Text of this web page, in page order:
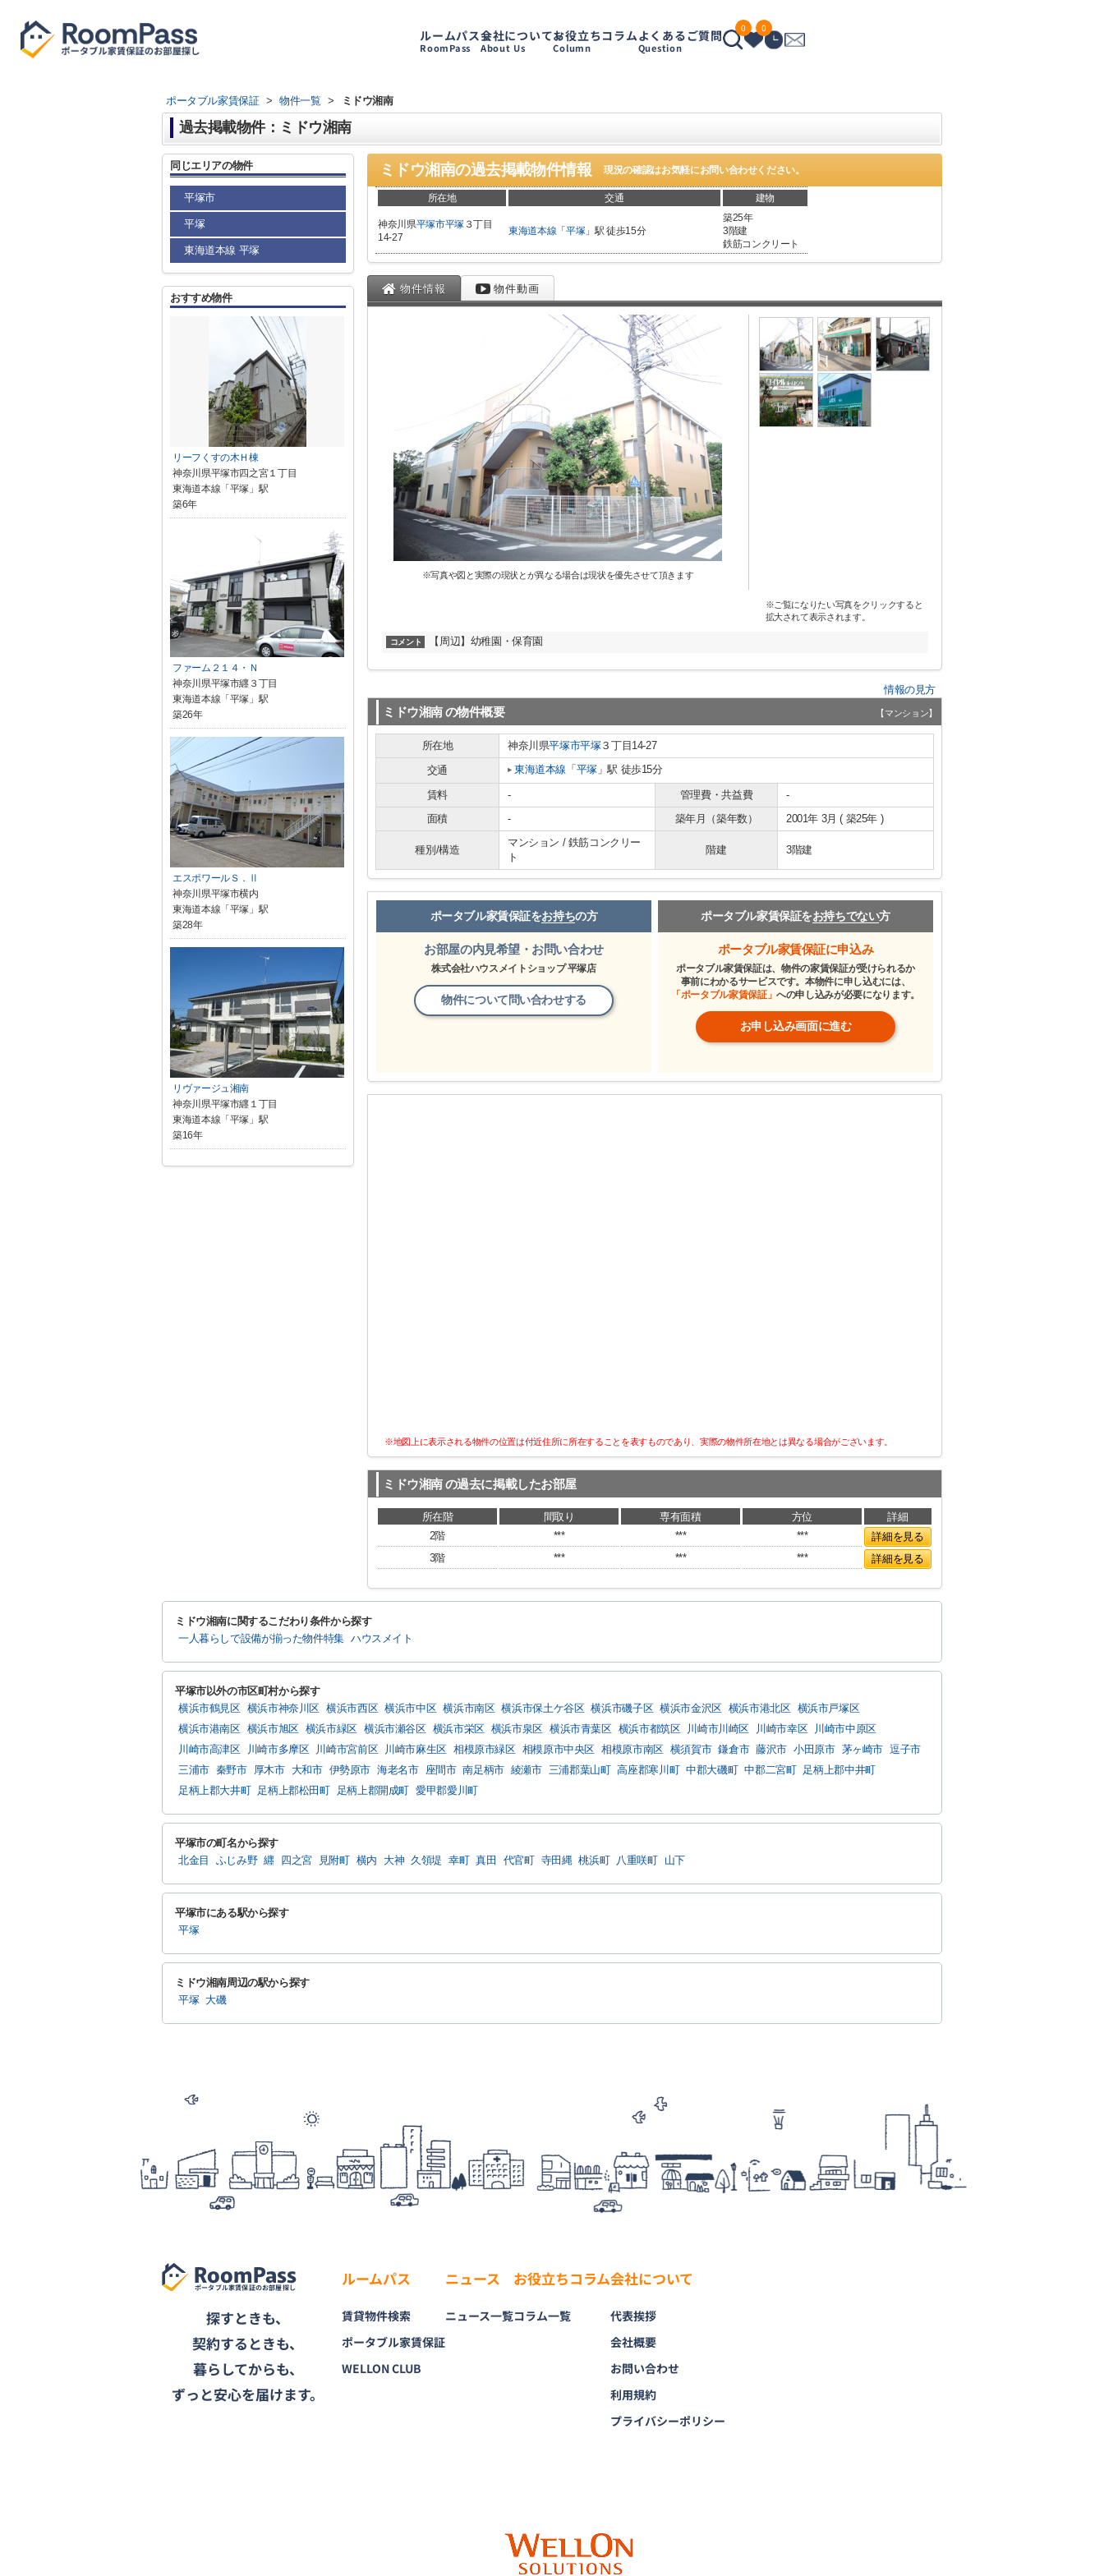
ルームパス
RoomPass
会社について
About Us
お役立ちコラム
Column
よくあるご質問
Question
0 0
ポータブル家賃保証 > 物件一覧 > ミドウ湘南
過去掲載物件：ミドウ湘南
ミドウ湘南の過去掲載物件情報 現況の確認はお気軽にお問い合わせください。
所在地 交通 建物
神奈川県平塚市平塚 ３丁目
14-27
東海道本線 「平塚 」駅 徒歩15分
築25年
3階建
鉄筋コンクリート
物件情報 物件動画
※写真や図と実際の現状とが異なる場合は現状を優先させて頂きます
※ご覧になりたい写真をクリックすると
拡大されて表示されます。
コメント 【周辺】幼稚園・保育園
情報の見方
ミドウ湘南の物件概要 【マンション】
所在地 神奈川県平塚市平塚 ３丁目14-27
交通
東海道本線 「 平塚 」駅 徒歩15分
賃料 - 管理費・共益費
-
面積
- 築年月（築年数） 2001年 3月 ( 築25年 )
種別/構造
マンション / 鉄筋コンクリー
ト
階建 3階建
ポータブル家賃保証をお持ちの方
お部屋の内見希望・お問い合わせ
株式会社ハウスメイトショップ 平塚店
物件について問い合わせする
ポータブル家賃保証をお持ちでない方
ポータブル家賃保証に申込み
ポータブル家賃保証は、物件の家賃保証が受けられるか
事前にわかるサービスです。本物件に申し込むには、
「ポータブル家賃保証」への申し込みが必要になります。
お申し込み画面に進む
※地図上に表示される物件の位置は付近住所に所在することを表すものであり、実際の物件所在地とは異なる場合がございます。
ミドウ湘南の過去に掲載したお部屋
所在階 間取り 専有面積 方位
詳細
2階
*** *** ***
詳細を見る
3階
*** *** *** 詳細を見る
同じエリアの物件
平塚市
平塚
東海道本線 平塚
おすすめ物件
リーフくすの木Ｈ棟
神奈川県平塚市四之宮１丁目
東海道本線「平塚」駅
築6年
ファーム２１４・Ｎ
神奈川県平塚市纒３丁目
東海道本線「平塚」駅
築26年
エスポワールＳ．Ⅱ
神奈川県平塚市横内
東海道本線「平塚」駅
築28年
リヴァージュ湘南
神奈川県平塚市纒１丁目
東海道本線「平塚」駅
築16年
ミドウ湘南に関するこだわり条件から探す
一人暮らしで設備が揃った物件特集 ハウスメイト
平塚市以外の市区町村から探す
横浜市鶴見区 横浜市神奈川区 横浜市西区 横浜市中区 横浜市南区 横浜市保土ケ谷区 横浜市磯子区 横浜市金沢区 横浜市港北区 横浜市戸塚区
横浜市港南区 横浜市旭区 横浜市緑区 横浜市瀬谷区 横浜市栄区 横浜市泉区 横浜市青葉区 横浜市都筑区 川崎市川崎区 川崎市幸区
川崎市中原区
川崎市高津区
川崎市多摩区 川崎市宮前区 川崎市麻生区 相模原市緑区 相模原市中央区 相模原市南区 横須賀市 鎌倉市 藤沢市 小田原市 茅ヶ崎市 逗子市
三浦市 秦野市 厚木市 大和市 伊勢原市 海老名市 座間市 南足柄市 綾瀬市 三浦郡葉山町 高座郡寒川町 中郡大磯町 中郡二宮町
足柄上郡中井町
足柄上郡大井町
足柄上郡松田町 足柄上郡開成町 愛甲郡愛川町
平塚市の町名から探す
北金目 ふじみ野 纒 四之宮 見附町 横内 大神 久領堤 幸町 真田 代官町 寺田縄 桃浜町 八重咲町 山下
平塚市にある駅から探す
平塚
ミドウ湘南周辺の駅から探す
平塚 大磯
RoomPass
ポータブル家賃保証のお部屋探し
探すときも、
契約するときも、
暮らしてからも、
ずっと安心を届けます。
ルームパス
賃貸物件検索
ポータブル家賃保証
WELLON CLUB
ニュース
ニュース一覧
お役立ちコラム
コラム一覧
会社について
代表挨拶
会社概要
お問い合わせ
利用規約
プライバシーポリシー